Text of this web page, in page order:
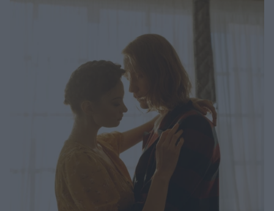
Υγεία + Διατροφή
Σχέσεις & Σεξ
Woman Power
Real Women